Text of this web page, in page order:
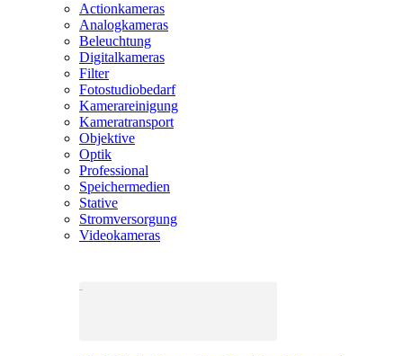
Actionkameras
Analogkameras
Beleuchtung
Digitalkameras
Filter
Fotostudiobedarf
Kamerareinigung
Kameratransport
Objektive
Optik
Professional
Speichermedien
Stative
Stromversorgung
Videokameras